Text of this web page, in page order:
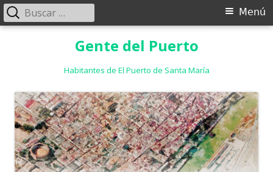
Gente del Puerto
Habitantes de El Puerto de Santa María
Menú
Menú
Buscar: